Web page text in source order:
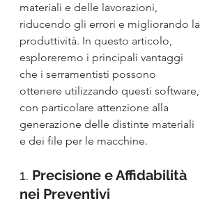
materiali e delle lavorazioni,
riducendo gli errori e migliorando la
produttività. In questo articolo,
esploreremo i principali vantaggi
che i serramentisti possono
ottenere utilizzando questi software,
con particolare attenzione alla
generazione delle distinte materiali
e dei file per le macchine.
1. Precisione e Affidabilità
nei Preventivi